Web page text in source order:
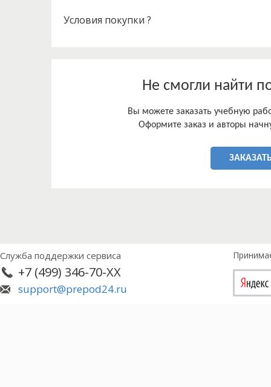
Условия покупки ?
Не смогли найти
Вы можете заказать учебную
Оформите заказ и авторы
Служба поддержки сервиса
+7 (499) 346-70-XX
support@prepod24.ru